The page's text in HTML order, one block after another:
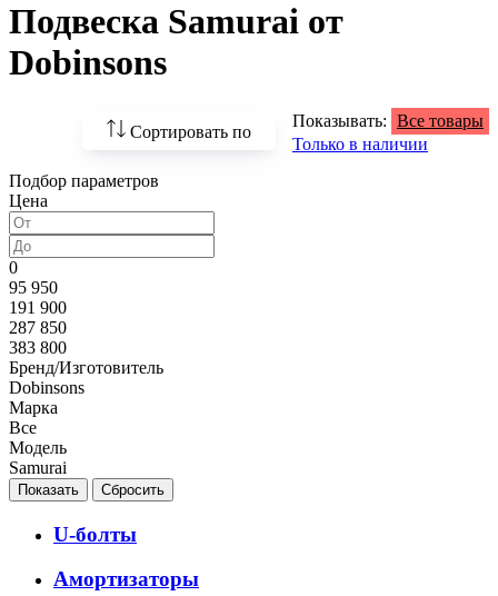
Подвеска Samurai от
Dobinsons
Сортировать по
По возрастанию
По популярности
Показывать: Все товары
Только в наличии
Подбор параметров
Цена
0
95 950
191 900
287 850
383 800
Бренд/Изготовитель
Dobinsons
Марка
Все
Модель
Samurai
U-болты
Амортизаторы